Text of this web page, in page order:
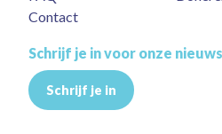
Contact
Schrijf je in voor onze
Schrijf je in